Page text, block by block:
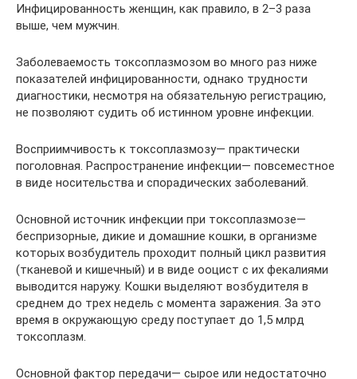
Инфицированность женщин, как правило, в 2–3 раза
выше, чем мужчин.
Заболеваемость токсоплазмозом во много раз ниже
показателей инфицированности, однако трудности
диагностики, несмотря на обязательную регистрацию,
не позволяют судить об истинном уровне инфекции.
Восприимчивость к токсоплазмозу— практически
поголовная. Распространение инфекции— повсеместное
в виде носительства и спорадических заболеваний.
Основной источник инфекции при токсоплазмозе—
беспризорные, дикие и домашние кошки, в организме
которых возбудитель проходит полный цикл развития
(тканевой и кишечный) и в виде ооцист с их фекалиями
выводится наружу. Кошки выделяют возбудителя в
среднем до трех недель с момента заражения. За это
время в окружающую среду поступает до 1,5 млрд
токсоплазм.
Основной фактор передачи— сырое или недостаточно